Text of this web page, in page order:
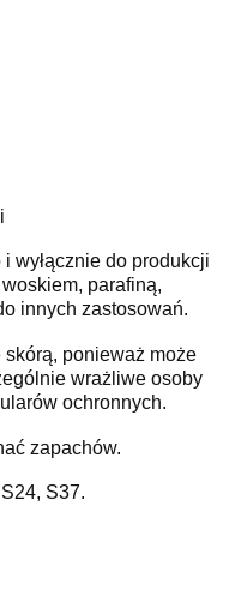
wyłącznie do produkcji
parafiną,
innych zastosowań.
ponieważ może
wrażliwe osoby
ochronnych.
zapachów.
S37.